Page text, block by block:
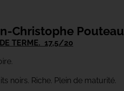
Christophe Pouteau
TERME. 17,5/20
noirs. Riche. Plein de maturité.